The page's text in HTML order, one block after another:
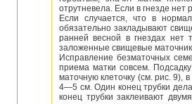
отрутневела. Если в гнезде
Если случается, что в
обязательно закладывают
ранней весной в гнездах нет
заложенные свищевые
Исправление безматочных
приема матки совсем.
маточную клеточку (см. рис. 9),
4—5 см. Один конец трубки
конец трубки заклеивают